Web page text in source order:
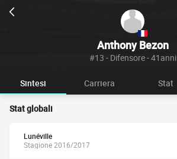
Anthony Bezon
#13 - Difensore - 41anni
Sintesi Carriera Stat
Stat globali
Lunéville
Stagione 2016/2017